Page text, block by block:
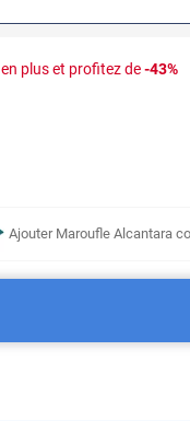
en plus et profitez de-43%
Ajouter Maroufle Alcantara